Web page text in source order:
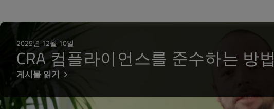
2025년 12월 10일
CRA 컴플라이언스를 준수하는 방법
게시물 읽기